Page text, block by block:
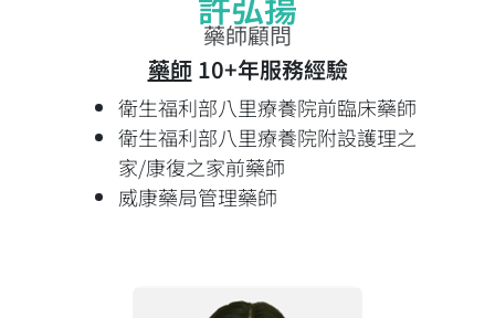
藥師顧問
藥師10+年服務經驗
衛生福利部八里療養院前臨床藥師
衛生福利部八里療養院附設護理之
家/康復之家前藥師
威康藥局管理藥師